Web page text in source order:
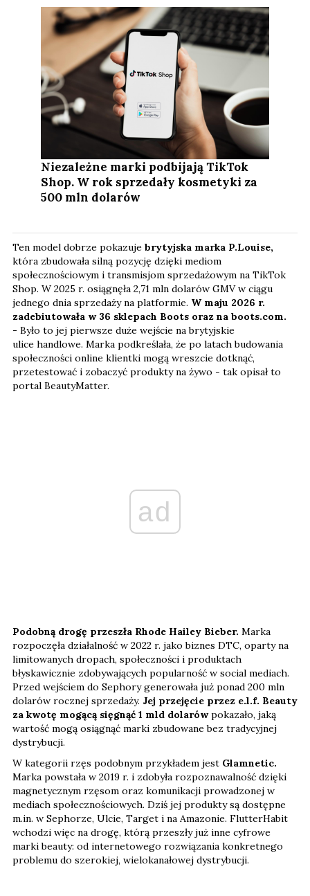
Niezależne marki podbijają TikTok
Shop. W rok sprzedały kosmetyki za
500 mln dolarów
Ten model dobrze pokazuje brytyjska marka P.Louise,
która zbudowała silną pozycję dzięki mediom
społecznościowym i transmisjom sprzedażowym na TikTok
Shop. W 2025 r. osiągnęła 2,71 mln dolarów GMV w ciągu
jednego dnia sprzedaży na platformie. W maju 2026 r.
zadebiutowała w 36 sklepach Boots oraz na boots.com.
- Było to jej pierwsze duże wejście na brytyjskie
ulice handlowe. Marka podkreślała, że po latach budowania
społeczności online klientki mogą wreszcie dotknąć,
przetestować i zobaczyć produkty na żywo - tak opisał to
portal BeautyMatter.
ad
Podobną drogę przeszła Rhode Hailey Bieber. Marka
rozpoczęła działalność w 2022 r. jako biznes DTC, oparty na
limitowanych dropach, społeczności i produktach
błyskawicznie zdobywających popularność w social mediach.
Przed wejściem do Sephory generowała już ponad 200 mln
dolarów rocznej sprzedaży. Jej przejęcie przez e.l.f. Beauty
za kwotę mogącą sięgnąć 1 mld dolarówpokazało, jaką
wartość mogą osiągnąć marki zbudowane bez tradycyjnej
dystrybucji.
W kategorii rzęs podobnym przykładem jest Glamnetic.
Marka powstała w 2019 r. i zdobyła rozpoznawalność dzięki
magnetycznym rzęsom oraz komunikacji prowadzonej w
mediach społecznościowych. Dziś jej produkty są dostępne
m.in. w Sephorze, Ulcie, Target i na Amazonie. FlutterHabit
wchodzi więc na drogę, którą przeszły już inne cyfrowe
marki beauty: od internetowego rozwiązania konkretnego
problemu do szerokiej, wielokanałowej dystrybucji.